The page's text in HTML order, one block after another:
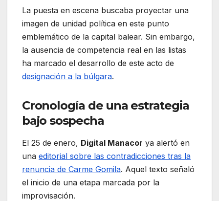
La puesta en escena buscaba proyectar una
imagen de unidad política en este punto
emblemático de la capital balear. Sin embargo,
la ausencia de competencia real en las listas
ha marcado el desarrollo de este acto de
designación a la búlgara.
Cronología de una estrategia
bajo sospecha
El 25 de enero, Digital Manacor ya alertó en
una editorial sobre las contradicciones tras la
renuncia de Carme Gomila. Aquel texto señaló
el inicio de una etapa marcada por la
improvisación.